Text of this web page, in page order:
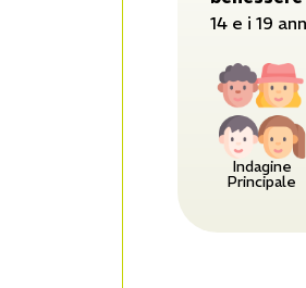
14 e i 19
Indagine
Principale